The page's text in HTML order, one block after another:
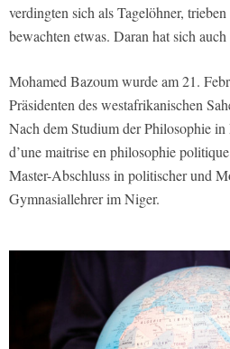
verdingten sich als Tagelöhner,
bewachten etwas. Daran hat sich
Mohamed Bazoum wurde am 21.
Präsidenten des westafrikanischen
Nach dem Studium der Philosophie
d’une maitrise en philosophie
Master-Abschluss in politischer und
Gymnasiallehrer im Niger.